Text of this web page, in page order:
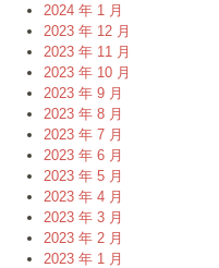
2024 年 1 月
2023 年 12 月
2023 年 11 月
2023 年 10 月
2023 年 9 月
2023 年 8 月
2023 年 7 月
2023 年 6 月
2023 年 5 月
2023 年 4 月
2023 年 3 月
2023 年 2 月
2023 年 1 月